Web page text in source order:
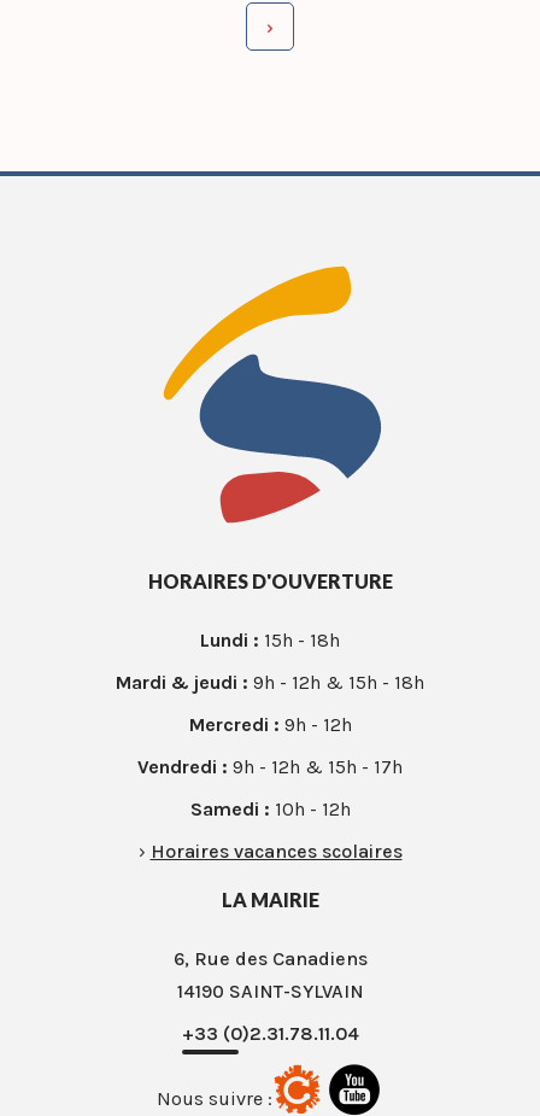
›
HORAIRES D'OUVERTURE
Lundi : 15h - 18h
Mardi & jeudi : 9h - 12h & 15h - 18h
Mercredi : 9h - 12h
Vendredi : 9h - 12h & 15h - 17h
Samedi : 10h - 12h
› Horaires vacances scolaires
LA MAIRIE
6, Rue des Canadiens
14190 SAINT-SYLVAIN
+33 (0)2.31.78.11.04
Nous suivre :